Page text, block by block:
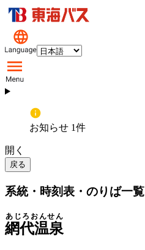
お知らせ 1件
開く
戻る
系統・時刻表・のりば一覧
網代温泉
あじろおんせん